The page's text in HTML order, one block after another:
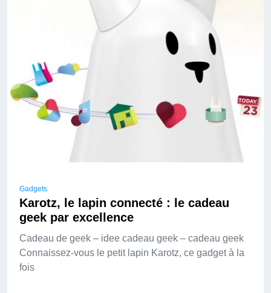
Gadgets
Karotz, le lapin connecté : le cadeau
geek par excellence
Cadeau de geek – idee cadeau geek – cadeau geek
Connaissez-vous le petit lapin Karotz, ce gadget à la
fois